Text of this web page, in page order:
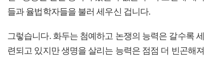
들과 율법학자들을 불러 세우신 겁니다.
그렇습니다. 화두는 첨예하고 논쟁의 능력은 갈수록 세
련되고 있지만 생명을 살리는 능력은 점점 더 빈곤해져